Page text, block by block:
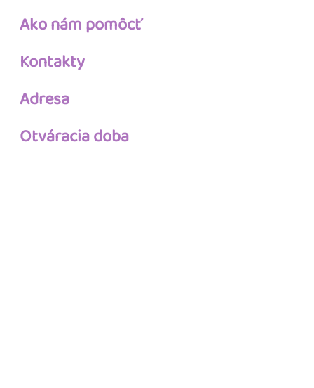
Ako nám pomôcť
Kontakty
Adresa
Otváracia doba